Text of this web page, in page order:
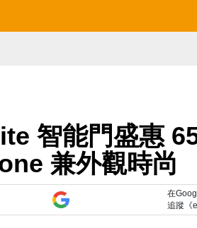
智能門盛惠
兼外觀時尚
在
追蹤《